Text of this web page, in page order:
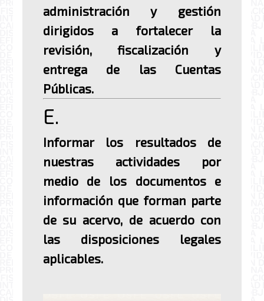
administración y gestión
dirigidos a fortalecer la
revisión, fiscalización y
entrega de las Cuentas
Públicas.
E.
Informar los resultados de
nuestras actividades por
medio de los documentos e
información que forman parte
de su acervo, de acuerdo con
las disposiciones legales
aplicables.